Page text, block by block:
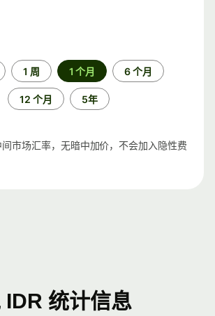
1 周 1 个月 6 个月
12 个月 5年
市场汇率，无暗中加价，不会加入隐性费
IDR 统计信息